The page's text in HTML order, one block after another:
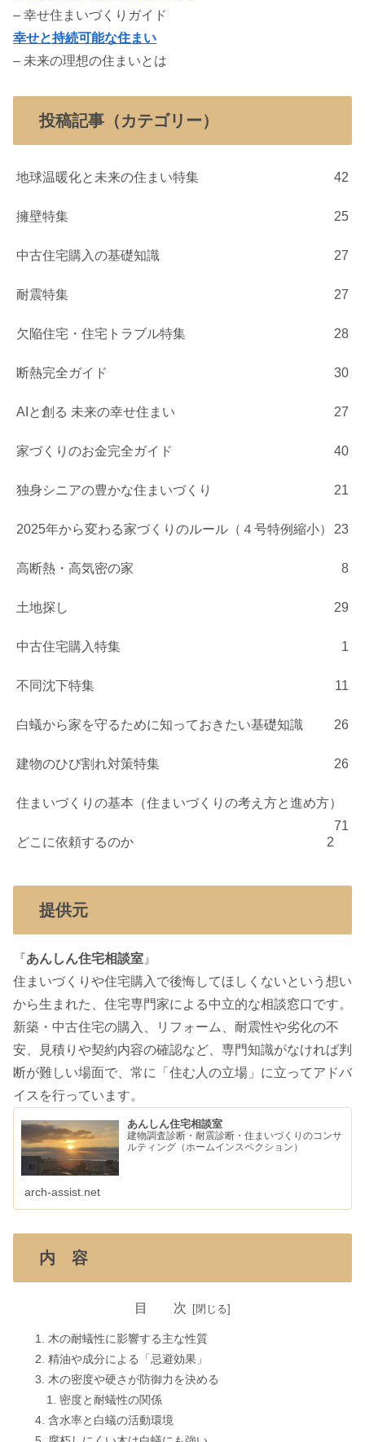
– 幸せ住まいづくりガイド
幸せと持続可能な住まい
– 未来の理想の住まいとは
投稿記事（カテゴリー）
地球温暖化と未来の住まい特集 42
擁壁特集 25
中古住宅購入の基礎知識 27
耐震特集 27
欠陥住宅・住宅トラブル特集 28
断熱完全ガイド 30
AIと創る 未来の幸せ住まい 27
家づくりのお金完全ガイド 40
独身シニアの豊かな住まいづくり 21
2025年から変わる家づくりのルール（４号特例縮小） 23
高断熱・高気密の家 8
土地探し 29
中古住宅購入特集 1
不同沈下特集 11
白蟻から家を守るために知っておきたい基礎知識 26
建物のひび割れ対策特集 26
住まいづくりの基本（住まいづくりの考え方と進め方）
71
どこに依頼するのか
2
提供元
『あんしん住宅相談室 』
住まいづくりや住宅購入で後悔してほしくないという想い
から生まれた、住宅専門家による中立的な相談窓口です。
新築・中古住宅の購入、リフォーム、耐震性や劣化の不
安、見積りや契約内容の確認など、専門知識がなければ判
断が難しい場面で、常に「住む人の立場」に立ってアドバ
イスを行っています。
あんしん住宅相談室
建物調査診断・耐震診断・住まいづくりのコンサ
ルティング（ホームインスペクション）
arch-assist.net
内 容
目 次
木の耐蟻性に影響する主な性質
精油や成分による「忌避効果」
木の密度や硬さが防御力を決める
密度と耐蟻性の関係
含水率と白蟻の活動環境